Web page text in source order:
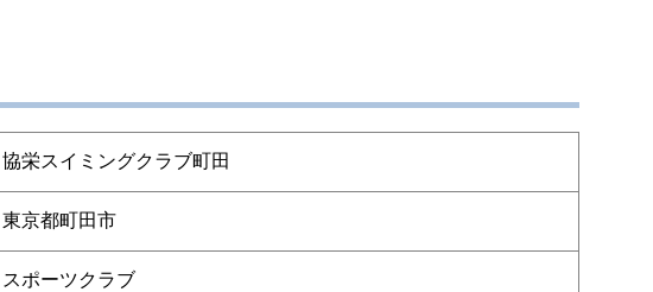
協栄スイミングクラブ町田
東京都町田市
スポーツクラブ